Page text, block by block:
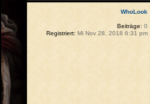
WhoLook
Beiträge: 0
Registriert: Mi Nov 28, 2018 6:31 pm